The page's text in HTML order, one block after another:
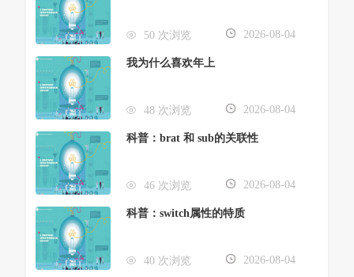
50 次浏览 2026-08-04
我为什么喜欢年上
48 次浏览 2026-08-04
科普：brat 和 sub的关联性
46 次浏览 2026-08-04
科普：switch属性的特质
40 次浏览 2026-08-04